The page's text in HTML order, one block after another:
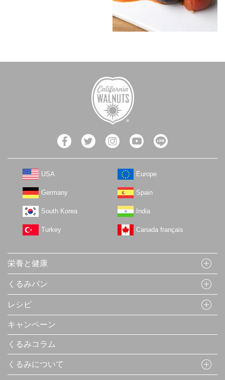
USA Europe
Germany Spain
South Korea India
Turkey Canada français
栄養と健康
くるみパン
レシピ
キャンペーン
くるみコラム
くるみについて